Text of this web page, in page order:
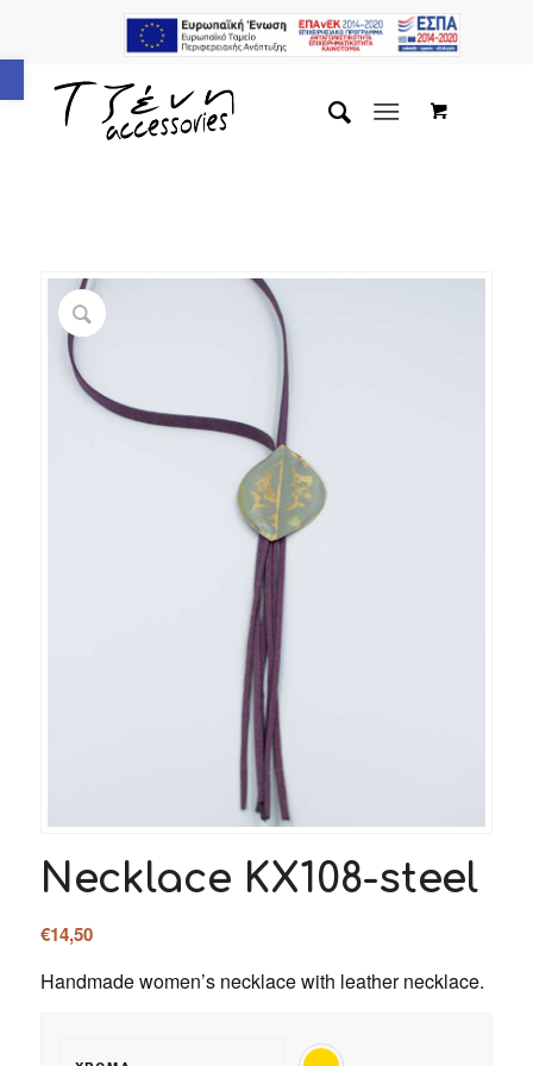
Ανοίξτε τη γραμμή εργαλείων
Necklace KX108-steel
€14,50
Handmade women’s necklace with leather necklace.